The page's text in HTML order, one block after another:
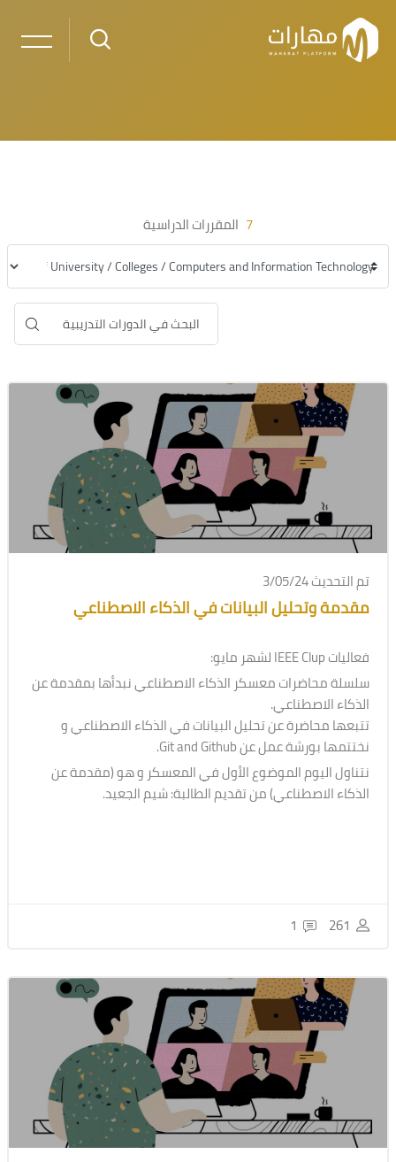
7 المقررات الدراسية
التصنيف
تم التحديث 3/05/24
مقدمة وتحليل البيانات في الذكاء الاصطناعي
فعاليات IEEE Clup لشهر مايو:
سلسلة محاضرات معسكر الذكاء الاصطناعي نبدأها بمقدمة عن
الذكاء الاصطناعي.
تتبعها محاضرة عن تحليل البيانات في الذكاء الاصطناعي و
نختتمها بورشة عمل عن Git and Github.
نتناول اليوم الموضوع الأول في المعسكر و هو (مقدمة عن
الذكاء الاصطناعي) من تقديم الطالبة: شيم الجعيد.
261
1